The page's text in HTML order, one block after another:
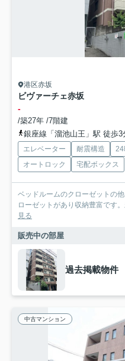
港区赤坂
ビヴァーチェ赤坂
-
/築27年 /7階建
銀座線「溜池山王」駅 徒歩3
エレベーター 耐震構造 24
オートロック
宅配ボックス
ベッドルームのクローゼットの
ローゼットがあり収納豊富です
見る
販売中の部屋
過去掲載物件
中古マンション